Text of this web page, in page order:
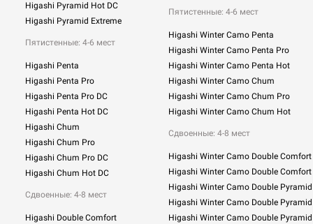
Higashi Pyramid Hot DC
Higashi Pyramid Extreme
Пятистенные: 4-6 мест
Higashi Penta
Higashi Penta Pro
Higashi Penta Pro DC
Higashi Penta Hot DC
Higashi Chum
Higashi Chum Pro
Higashi Chum Pro DC
Higashi Chum Hot DC
Сдвоенные: 4-8 мест
Higashi Double Comfort
Пятистенные: 4-6 мест
Higashi Winter Camo Penta
Higashi Winter Camo Penta Pro
Higashi Winter Camo Penta Hot
Higashi Winter Camo Chum
Higashi Winter Camo Chum Pro
Higashi Winter Camo Chum Hot
Сдвоенные: 4-8 мест
Higashi Winter Camo Double Comfort
Higashi Winter Camo Double
Higashi Winter Camo Double Pyramid
Higashi Winter Camo Double
Higashi Winter Camo Double